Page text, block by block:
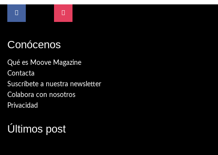
Conócenos
Qué es Moove Magazine
Contacta
Suscríbete a nuestra newsletter
Colabora con nosotros
Privacidad
Últimos post